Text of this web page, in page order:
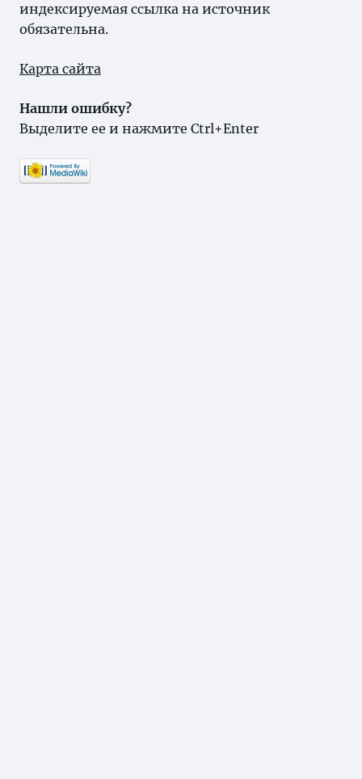
индексируемая ссылка на источник
обязательна.
Карта сайта
Нашли ошибку?
Выделите ее и нажмите Ctrl+Enter